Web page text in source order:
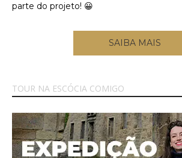
parte do projeto! 😀
SAIBA MAIS
TOUR NA ESCÓCIA COMIGO